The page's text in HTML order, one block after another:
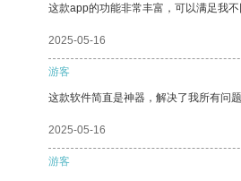
这款app的功能非常丰富，可以满足我不
2025-05-16
游客
这款软件简直是神器，解决了我所有问题
2025-05-16
游客